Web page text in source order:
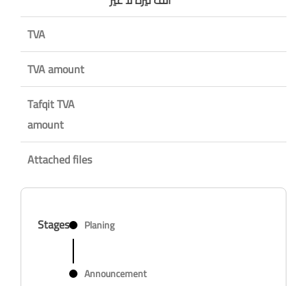
TVA
TVA amount
Tafqit TVA
amount
Attached files
Stages Planing
Announcement